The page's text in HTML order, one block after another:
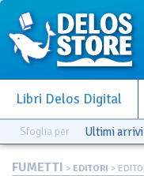
Libri Delos Digital
Sfoglia per Ultimi arrivi
FUMETTI > EDITORI >